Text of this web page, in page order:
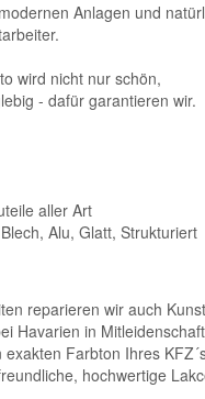
Anlagen und
wird nicht nur schön,
- dafür garantieren wir.
aller Art
Alu, Glatt, Strukturiert
reparieren wir auch
Havarien in
Farbton Ihres
hochwertige